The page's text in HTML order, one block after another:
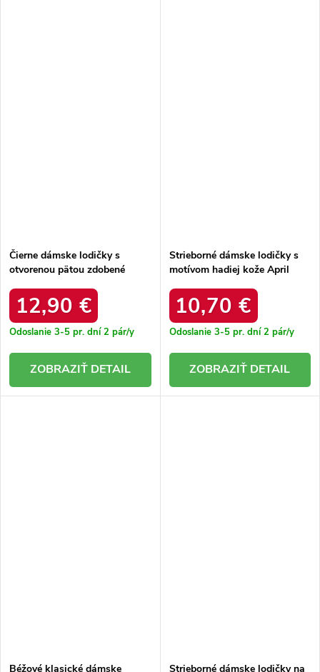
Čierne dámske lodičky s
otvorenou pätou zdobené
BLACK
12,90 €
Odoslanie 3-5 pr. dní2 pár/y
DETAIL
Strieborné dámske lodičky s
motívom hadiej kože April
10,70 €
Odoslanie 3-5 pr. dní2 pár/y
DETAIL
Béžové klasické dámske
Strieborné dámske lodičky na